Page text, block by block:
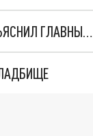
"МЫ ВАС ЗАСТАВИМ": ЖУТКИЕ ДЕТАЛИ ОХОТЫ НА ГЕНЕРАЛА. ЗЕЛЕНСКИЙ ОБЪЯСНИЛ ГЛАВНЫЙ СМЫСЛ ТЕРАКТА В ЦЕНТРЕ МОСКВЫ